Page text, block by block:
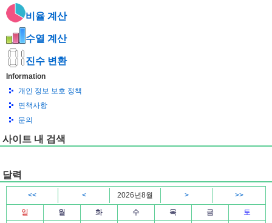
비율 계산
수열 계산
진수 변환
Information
개인 정보 보호 정책
면책사항
문의
사이트 내 검색
달력
<< < 2026년8월 >
>>
일
월 화 수 목 금
토